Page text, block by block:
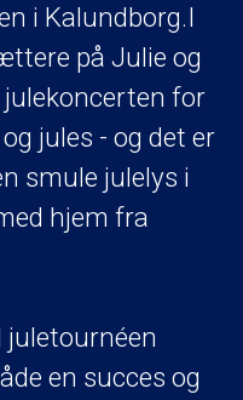
i Kalundborg.I
på Julie og
for
jules - og det er
smule julelys i
hjem fra
juletournéen
en succes og